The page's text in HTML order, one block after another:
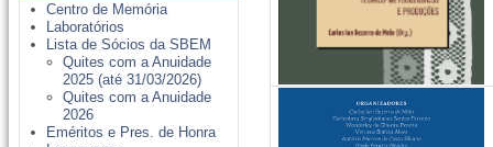
Centro de Memória
Laboratórios
Lista de Sócios da SBEM
Quites com a Anuidade
2025 (até 31/03/2026)
Quites com a Anuidade
2026
Eméritos e Pres. de Honra